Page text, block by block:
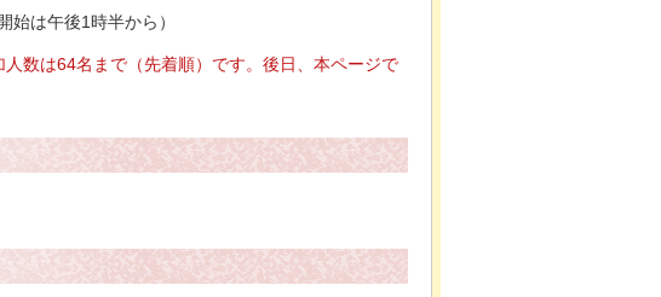
始は午後1時半から）
数は64名まで（先着順）です。後日、本ページで